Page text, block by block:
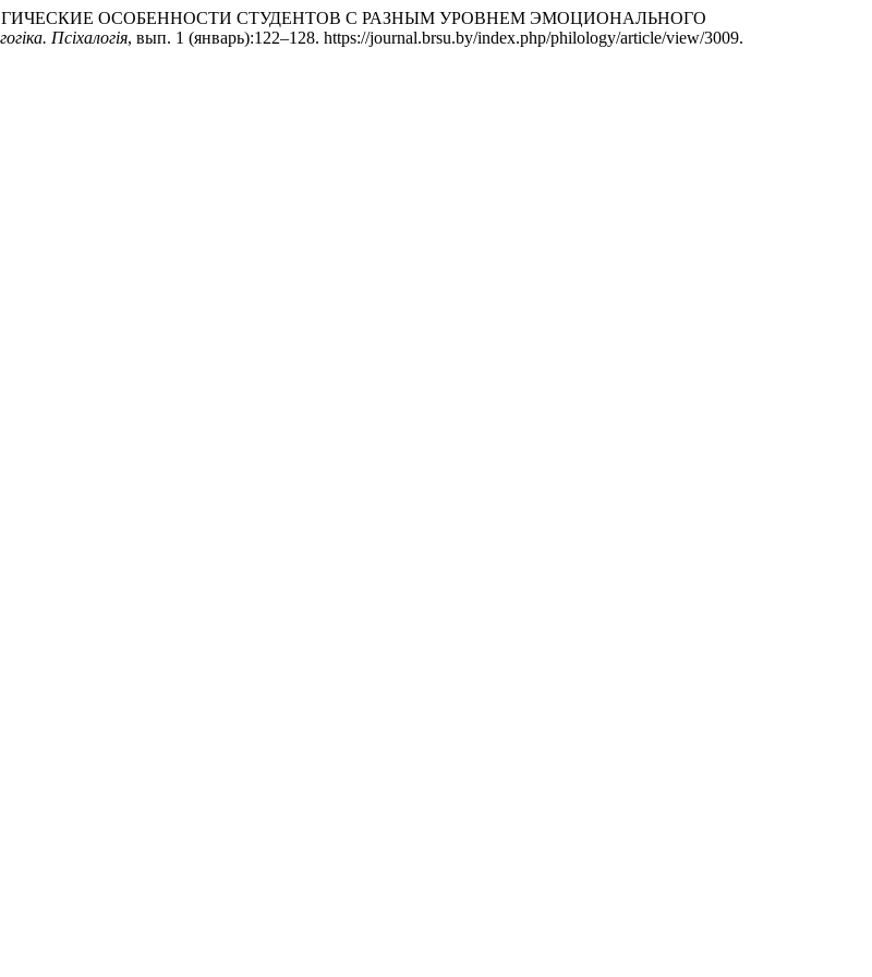
ОСОБЕННОСТИ СТУДЕНТОВ С РАЗНЫМ УРОВНЕМ ЭМОЦИОНАЛЬНОГО
Псіхалогія, вып. 1 (январь):122–128. https://journal.brsu.by/index.php/philology/article/view/3009.